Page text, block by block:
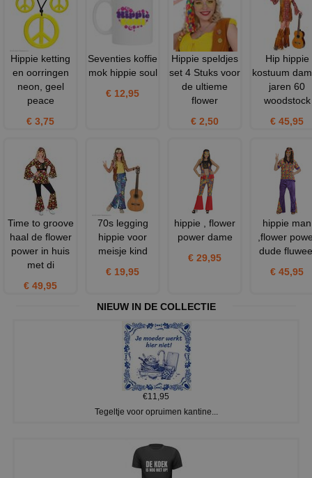
Hippie ketting
en oorringen
neon, geel
peace
€ 3,75
Seventies koffie
mok hippie soul
€ 12,95
Hippie speldjes
set 4 Stuks voor
de ultieme
flower
€ 2,50
Hip hippie
kostuum
jaren 60
woodstock
€ 45,95
Time to groove
haal de flower
power in huis
met di
€ 49,95
70s legging
hippie voor
meisje kind
€ 19,95
hippie , flower
power dame
€ 29,95
hippie man
,flower
dude
€ 45,95
NIEUW IN DE COLLECTIE
€11,95
Tegeltje voor opruimen kantine...